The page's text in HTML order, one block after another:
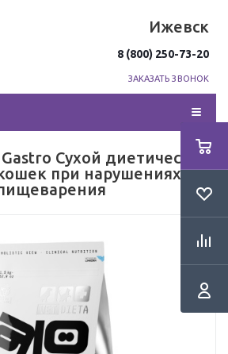
Ижевск
8 (800) 250-73-20
ЗАКАЗАТЬ ЗВОНОК
Сухой диетический
при нарушениях